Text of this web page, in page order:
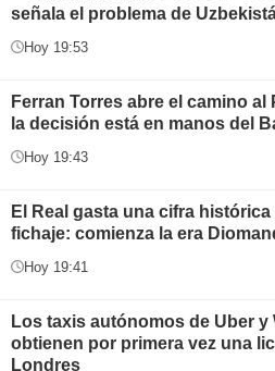
señala el problema de
Hoy 19:53
Ferran Torres abre el camino al
la decisión está en manos del
Hoy 19:43
El Real gasta una cifra histórica
fichaje: comienza la era
Hoy 19:41
Los taxis autónomos de Uber y
obtienen por primera vez una
Londres